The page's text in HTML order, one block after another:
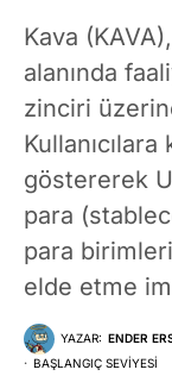
Kava
alanında
zinciri
göstererek
para
para
elde etme
YAZAR: ENDER
BAŞLANGIÇ SEVIYESI